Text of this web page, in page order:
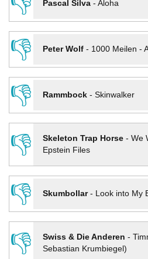
Pascal Silva- Aloha
👎
Peter Wolf- 1000 Meilen -
👎
Rammbock- Skinwalker
👎
Skeleton Trap Horse- We
Epstein Files
👎
Skumbollar- Look into My
👎
Swiss & Die Anderen -
Sebastian Krumbiegel)